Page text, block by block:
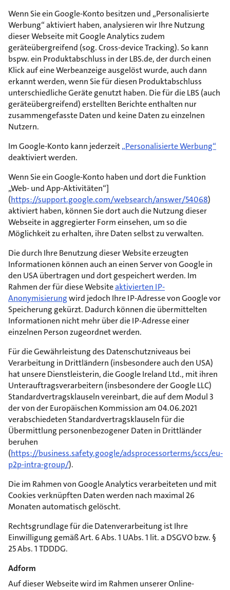
Wenn Sie ein Google-Konto besitzen und „Personalisierte
Werbung“ aktiviert haben, analysieren wir Ihre Nutzung
dieser Webseite mit Google Analytics zudem
geräteübergreifend (sog. Cross-device Tracking). So kann
bspw. ein Produktabschluss in der LBS.de, der durch einen
Klick auf eine Werbeanzeige ausgelöst wurde, auch dann
erkannt werden, wenn Sie für diesen Produktabschluss
unterschiedliche Geräte genutzt haben. Die für die LBS (auch
geräteübergreifend) erstellten Berichte enthalten nur
zusammengefasste Daten und keine Daten zu einzelnen
Nutzern.
Im Google-Konto kann jederzeit„Personalisierte Werbung“
deaktiviert werden.
Wenn Sie ein Google-Konto haben und dort die Funktion
„Web- und App-Aktivitäten“]
(https://support.google.com/websearch/answer/54068)
aktiviert haben, können Sie dort auch die Nutzung dieser
Webseite in aggregierter Form einsehen, um so die
Möglichkeit zu erhalten, ihre Daten selbst zu verwalten.
Die durch Ihre Benutzung dieser Website erzeugten
Informationen können auch an einen Server von Google in
den USA übertragen und dort gespeichert werden. Im
Rahmen der für diese Websiteaktivierten IP-
Anonymisierungwird jedoch Ihre IP-Adresse von Google vor
Speicherung gekürzt. Dadurch können die übermittelten
Informationen nicht mehr über die IP-Adresse einer
einzelnen Person zugeordnet werden.
Für die Gewährleistung des Datenschutzniveaus bei
Verarbeitung in Drittländern (insbesondere auch den USA)
hat unsere Dienstleisterin, die Google Ireland Ltd., mit ihren
Unterauftragsverarbeitern (insbesondere der Google LLC)
Standardvertragsklauseln vereinbart, die auf dem Modul 3
der von der Europäischen Kommission am 04.06.2021
verabschiedeten Standardvertragsklauseln für die
Übermittlung personenbezogener Daten in Drittländer
beruhen
(https://business.safety.google/adsprocessorterms/sccs/eu-
p2p-intra-group/).
Die im Rahmen von Google Analytics verarbeiteten und mit
Cookies verknüpften Daten werden nach maximal 26
Monaten automatisch gelöscht.
Rechtsgrundlage für die Datenverarbeitung ist Ihre
Einwilligung gemäß Art. 6 Abs. 1 UAbs. 1 lit. a DSGVO bzw. §
25 Abs. 1 TDDDG.
Adform
Auf dieser Webseite wird im Rahmen unserer Online-